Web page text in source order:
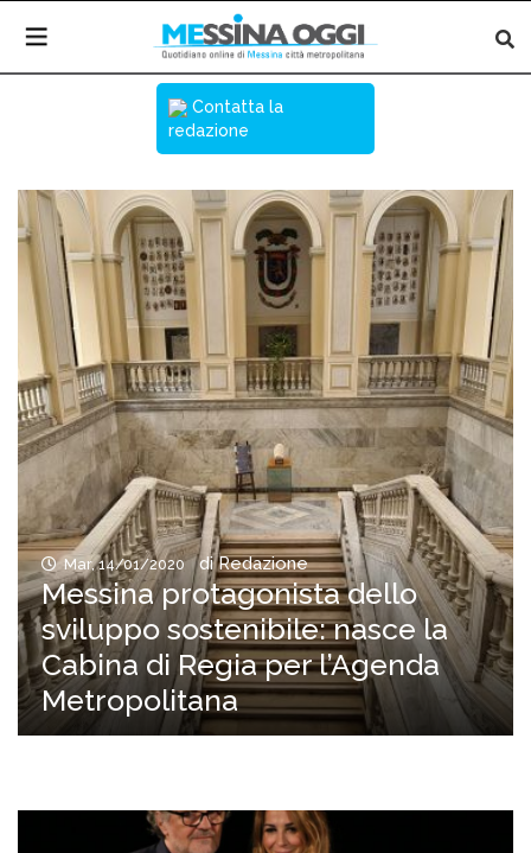
Contatta la
redazione
Mar, 14/01/2020 di Redazione
Messina protagonista dello
sviluppo sostenibile: nasce la
Cabina di Regia per l’Agenda
Metropolitana